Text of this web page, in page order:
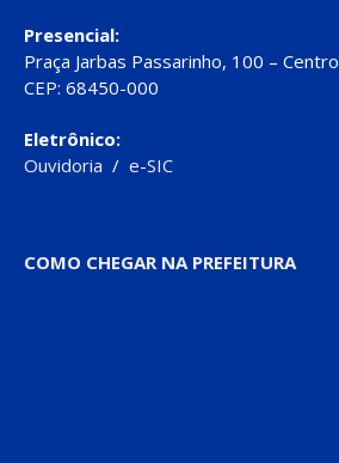
Presencial:
Praça Jarbas Passarinho, 100 –
CEP: 68450-000
Eletrônico:
Ouvidoria / e-SIC
COMO CHEGAR NA PREFEITURA